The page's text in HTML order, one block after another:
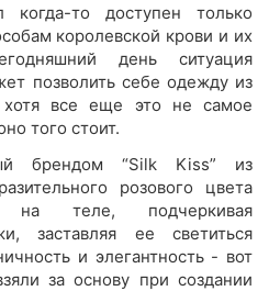
то доступен только
королевской крови и их
день ситуация
позволить себе одежду из
хотя все еще это не самое
того стоит.
брендом “Silk Kiss” из
розового цвета
на теле, подчеркивая
заставляя ее светиться
и элегантность - вот
за основу при создании